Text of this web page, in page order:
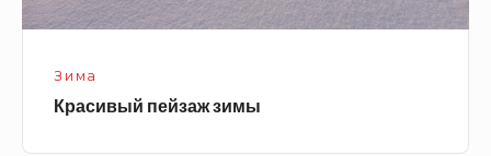
Зима
Красивый пейзаж зимы